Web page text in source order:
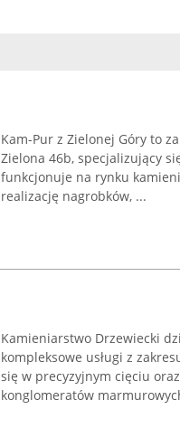
Kam-Pur z Zielonej Góry to
Zielona 46b, specjalizujący
funkcjonuje na rynku
realizację nagrobków, ...
Kamieniarstwo Drzewiecki
kompleksowe usługi z
się w precyzyjnym cięciu
konglomeratów